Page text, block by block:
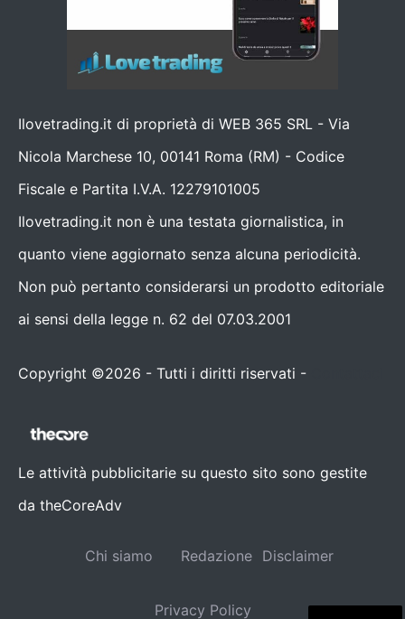
Ilovetrading.it di proprietà di WEB 365 SRL - Via
Nicola Marchese 10, 00141 Roma (RM) - Codice
Fiscale e Partita I.V.A. 12279101005
Ilovetrading.it non è una testata giornalistica, in
quanto viene aggiornato senza alcuna periodicità.
Non può pertanto considerarsi un prodotto editoriale
ai sensi della legge n. 62 del 07.03.2001
Copyright ©2026 - Tutti i diritti riservati -
Le attività pubblicitarie su questo sito sono gestite
da theCoreAdv
Chi siamo Redazione Disclaimer
Privacy Policy